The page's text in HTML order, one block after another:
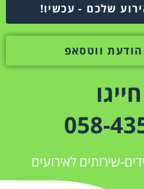
שלכם - עכשיו!
ווטסאפ
058-
שירותים לאירועים